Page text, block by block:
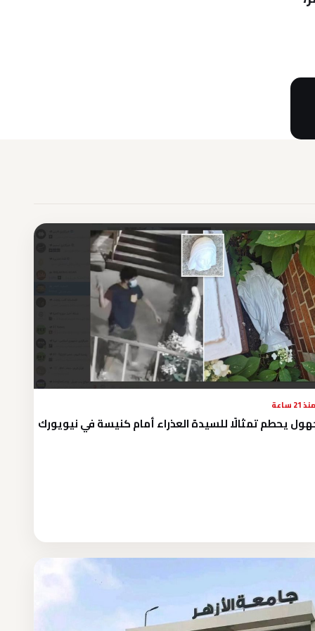
منذ 21 ساعة
يحطم تمثالًا للسيدة العذراء أمام كنيسة في نيويورك